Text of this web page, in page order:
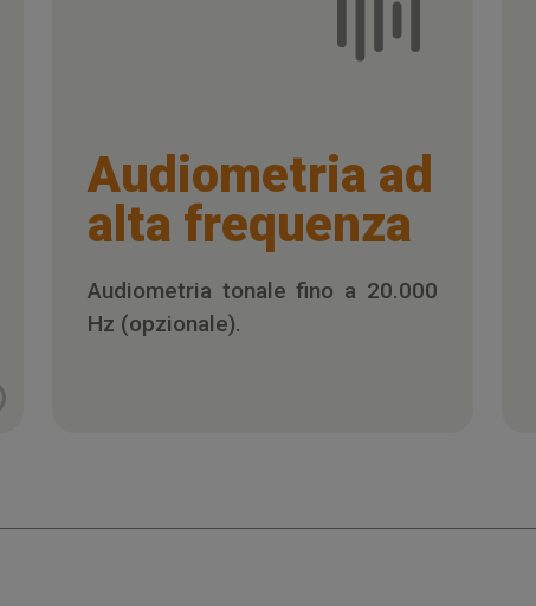
Audiometria ad
alta frequenza
Audiometria tonale fino a 20.000
Hz (opzionale).